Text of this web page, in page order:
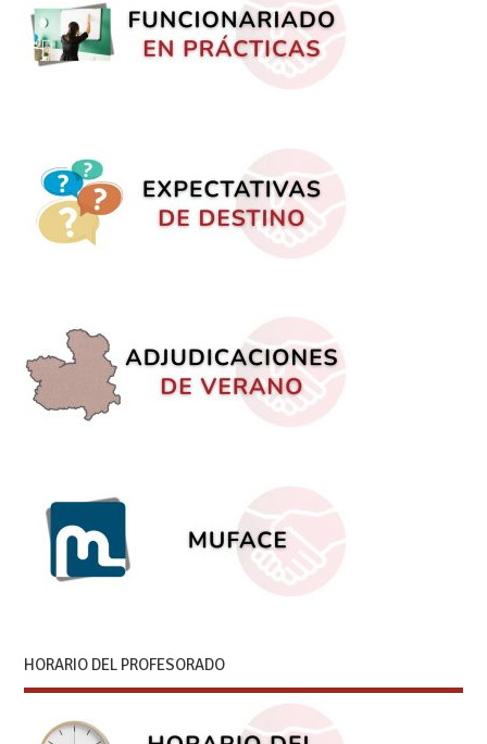
HORARIO DEL PROFESORADO